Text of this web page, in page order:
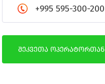
+995 595-300-200
შეკვეთა ოპერატორთან